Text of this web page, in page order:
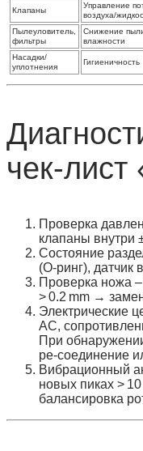
Клапаны
Управление
воздуха/
Пылеуловитель,
фильтры
Снижение
влажности
Насадки/
уплотнения
Гигиеничность
Проверка
клапаны внутри
Состояние
(O‑ринг), датчик
Проверка ножа
> 0.2 mm →
Электрические
AC,
При
ре‑соединение
Вибрационный
новых пиках >
балансировка